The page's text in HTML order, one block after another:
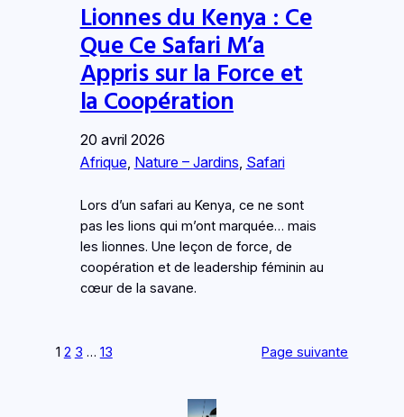
Lionnes du Kenya : Ce
Que Ce Safari M’a
Appris sur la Force et
la Coopération
20 avril 2026
Afrique, Nature – Jardins, Safari
Lors d’un safari au Kenya, ce ne sont
pas les lions qui m’ont marquée… mais
les lionnes. Une leçon de force, de
coopération et de leadership féminin au
cœur de la savane.
1 2 3 … 13 Page suivante